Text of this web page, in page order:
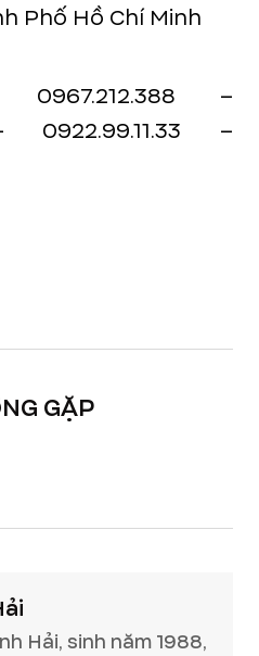
Phố Hồ Chí Minh
–
0922.99.11.33 –
GẶP
Hải, sinh năm 1988,